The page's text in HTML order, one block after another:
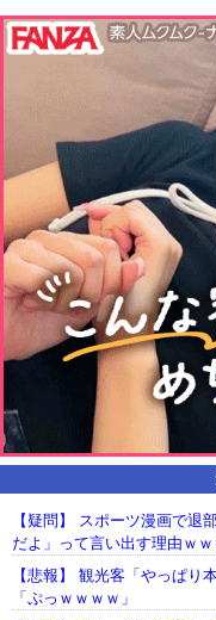
【疑問】 スポーツ漫画で退
だよ」って言い出す理由ｗｗ
【悲報】 観光客「やっぱり
「ぷっｗｗｗｗ」